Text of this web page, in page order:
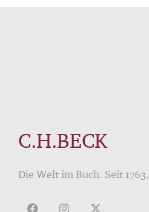
C.H.BECK
Die Welt im Buch. Seit 1763.